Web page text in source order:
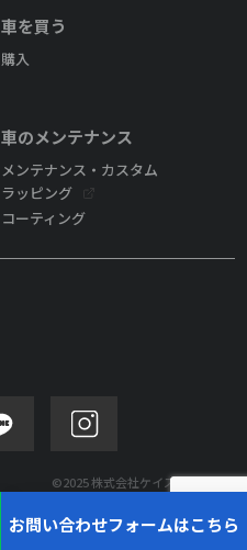
お問い合わせフォームはこちら
車を買う
購入
車のメンテナンス
メンテナンス・カスタム
ラッピング
コーティング
©2025 株式会社ケイズモビリティ